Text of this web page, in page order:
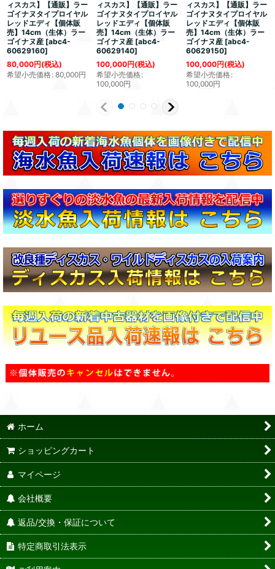
ィスカス】【通販】ラー
ゴイナヌタイプロイヤル
レッドエディ【個体販
売】14cm（生体）ラー
ゴイナヌ産 [abc4-
60629160]
80,000円(税込)
希望小売価格: 80,000円
ィスカス】【通販】ラー
ゴイナヌタイプロイヤル
レッドエディ【個体販
売】14cm（生体）ラー
ゴイナヌ産 [abc4-
60629140]
100,000円(税込)
希望小売価格:
100,000円
ィスカス】【通販】ラー
ゴイナヌタイプロイヤル
レッドエディ【個体販
売】14cm（生体）ラー
ゴイナヌ産 [abc4-
60629150]
100,000円(税込)
希望小売価格:
100,000円
ホーム
ショッピングカート
マイページ
会社概要
返品/交換・保証について
特定商取引法表示